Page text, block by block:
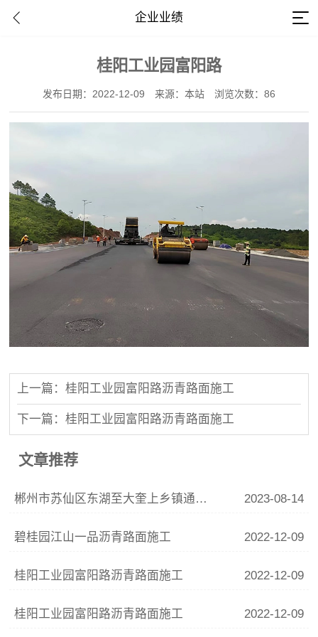
企业业绩
桂阳工业园富阳路
发布日期：2022-12-09 来源：本站 浏览次数：86
上一篇：桂阳工业园富阳路沥青路面施工
下一篇：桂阳工业园富阳路沥青路面施工
文章推荐
郴州市苏仙区东湖至大奎上乡镇通三级公路工程( 东湖至凉伞坪段 )沥青路面施工 2023-08-14
碧桂园江山一品沥青路面施工 2022-12-09
桂阳工业园富阳路沥青路面施工 2022-12-09
桂阳工业园富阳路沥青路面施工 2022-12-09